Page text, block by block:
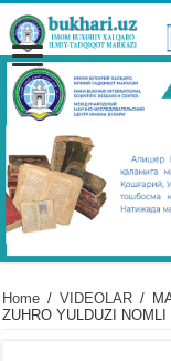
Home / VIDЕOLAR /
ZUHRO YULDUZI